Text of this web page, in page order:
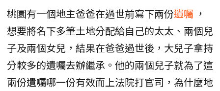
桃園有一個地主爸爸在過世前寫下兩份遺囑 ，
想要將名下多筆土地分配給自己的太太、兩個兒
子及兩個女兒，結果在爸爸過世後，大兒子拿持
分較多的遺囑去辦繼承。他的兩個兒子就為了這
兩份遺囑哪一份有效而上法院打官司，為什麼地